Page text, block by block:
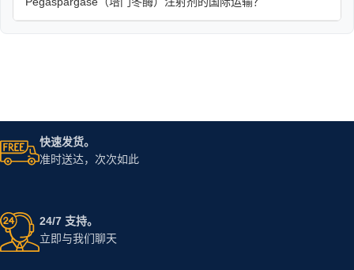
快速发货。
准时送达，次次如此
24/7 支持。
立即与我们聊天